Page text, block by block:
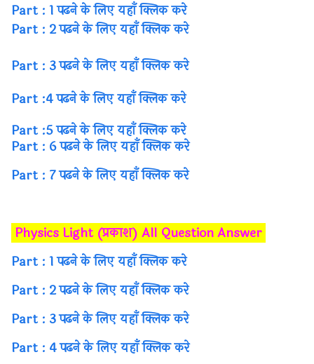
Part : 1 पढने के लिए यहाँ क्लिक करे
Part : 2 पढने के लिए यहाँ क्लिक करे
Part : 3 पढने के लिए यहाँ क्लिक करे
Part :4 पढने के लिए यहाँ क्लिक करे
Part :5 पढने के लिए यहाँ क्लिक करे
Part : 6 पढने के लिए यहाँ क्लिक करे
Part : 7 पढने के लिए यहाँ क्लिक करे
Physics Light (प्रकाश) All Question Answer
Part : 1 पढने के लिए यहाँ क्लिक करे
Part : 2 पढने के लिए यहाँ क्लिक करे
Part : 3 पढने के लिए यहाँ क्लिक करे
Part : 4 पढने के लिए यहाँ क्लिक करे